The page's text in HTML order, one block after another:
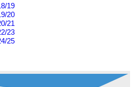
19
20
21
23
25